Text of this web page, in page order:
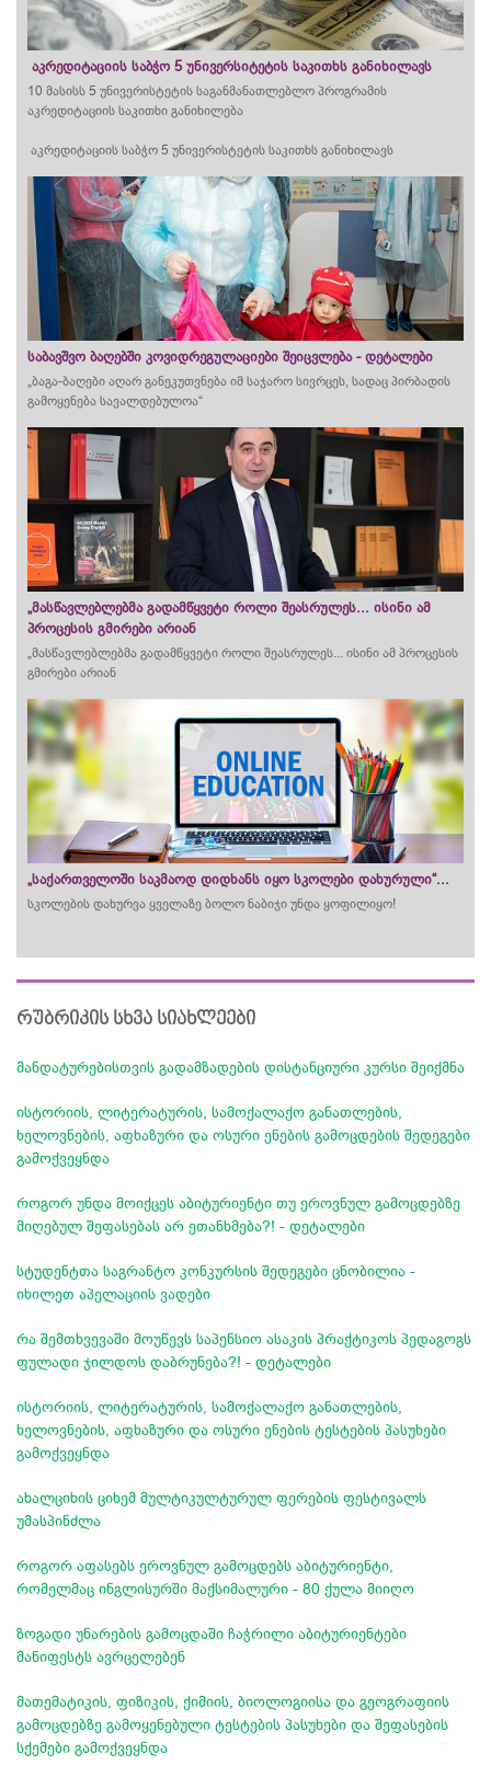
აკრედიტაციის საბჭო 5 უნივერსიტეტის საკითხს განიხილავს
10 მასისს 5 უნივერისტეტის საგანმანათლებლო პროგრამის
აკრედიტაციის საკითხი განიხილება
აკრედიტაციის საბჭო 5 უნივერისტეტის საკითხს განიხილავს
საბავშვო ბაღებში კოვიდრეგულაციები შეიცვლება - დეტალები
„ბაგა-ბაღები აღარ განეკუთვნება იმ საჯარო სივრცეს, სადაც პირბადის
გამოყენება სავალდებულოა“
„მასწავლებლებმა გადამწყვეტი როლი შეასრულეს... ისინი ამ
პროცესის გმირები არიან
„მასწავლებლებმა გადამწყვეტი როლი შეასრულეს... ისინი ამ პროცესის
გმირები არიან
„საქართველოში საკმაოდ დიდხანს იყო სკოლები დახურული“...
სკოლების დახურვა ყველაზე ბოლო ნაბიჯი უნდა ყოფილიყო!
რუბრიკის სხვა სიახლეები
მანდატურებისთვის გადამზადების დისტანციური კურსი შეიქმნა
ისტორიის, ლიტერატურის, სამოქალაქო განათლების,
ხელოვნების, აფხაზური და ოსური ენების გამოცდების შედეგები
გამოქვეყნდა
როგორ უნდა მოიქცეს აბიტურიენტი თუ ეროვნულ გამოცდებზე
მიღებულ შეფასებას არ ეთანხმება?! - დეტალები
სტუდენტთა საგრანტო კონკურსის შედეგები ცნობილია -
იხილეთ აპელაციის ვადები
რა შემთხვევაში მოუწევს საპენსიო ასაკის პრაქტიკოს პედაგოგს
ფულადი ჯილდოს დაბრუნება?! - დეტალები
ისტორიის, ლიტერატურის, სამოქალაქო განათლების,
ხელოვნების, აფხაზური და ოსური ენების ტესტების პასუხები
გამოქვეყნდა
ახალციხის ციხემ მულტიკულტურულ ფერების ფესტივალს
უმასპინძლა
როგორ აფასებს ეროვნულ გამოცდებს აბიტურიენტი,
რომელმაც ინგლისურში მაქსიმალური - 80 ქულა მიიღო
ზოგადი უნარების გამოცდაში ჩაჭრილი აბიტურიენტები
მანიფესტს ავრცელებენ
მათემატიკის, ფიზიკის, ქიმიის, ბიოლოგიისა და გეოგრაფიის
გამოცდებზე გამოყენებული ტესტების პასუხები და შეფასების
სქემები გამოქვეყნდა